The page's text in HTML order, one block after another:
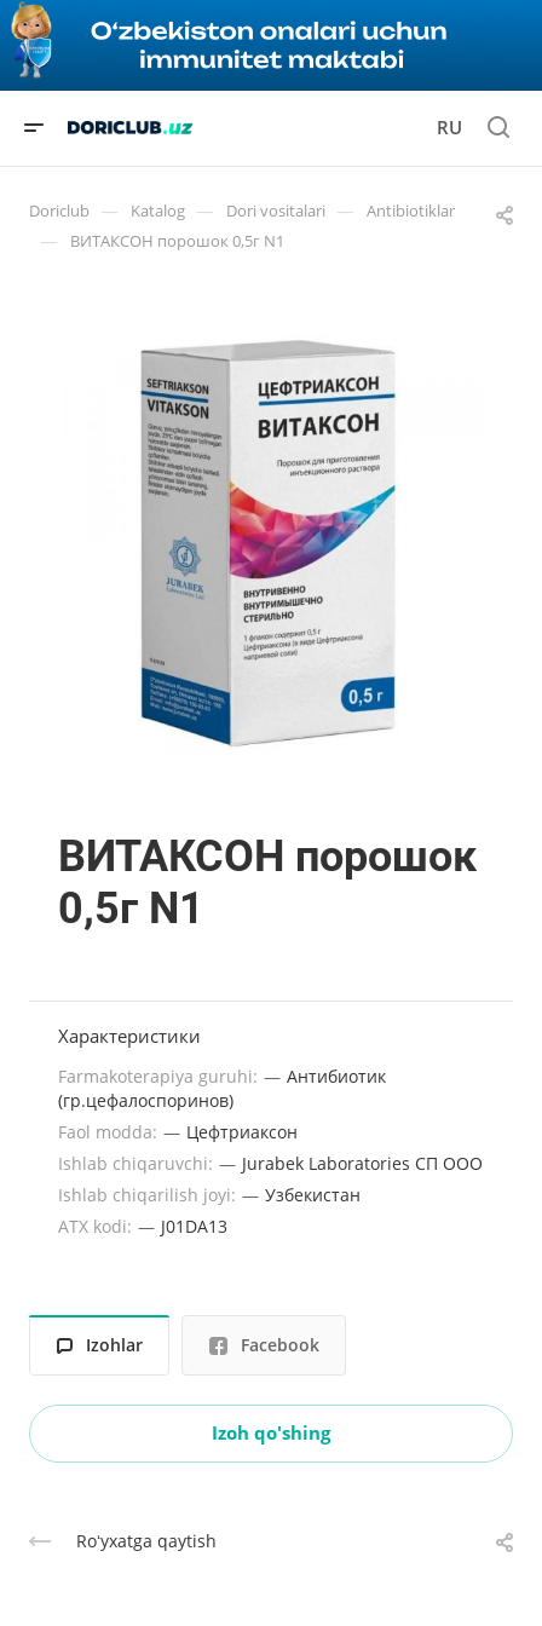
RU
Doriclub — Katalog — Dori vositalari — Antibiotiklar
— ВИТАКСОН порошок 0,5г N1
ВИТАКСОН порошок
0,5г N1
Характеристики
Farmakoterapiya guruhi: — Антибиотик
(гр.цефалоспоринов)
Faol modda: — Цефтриаксон
Ishlab chiqaruvchi: — Jurabek Laboratories СП ООО
Ishlab chiqarilish joyi: — Узбекистан
ATX kodi: — J01DA13
Izohlar Facebook
Izoh qo'shing
Roʻyxatga qaytish